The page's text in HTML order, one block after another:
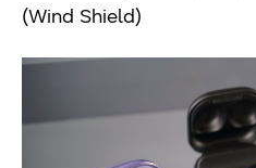
(Wind Shield)